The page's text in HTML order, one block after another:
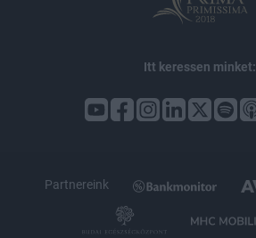
Itt keressen minket:
Partnereink